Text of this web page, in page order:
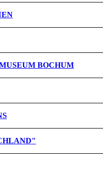
BOCHUM